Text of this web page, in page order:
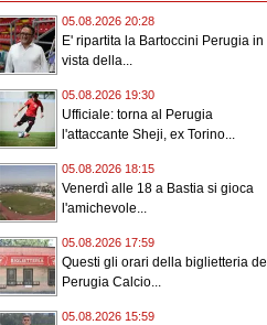
05.08.2026 20:28
E' ripartita la Bartoccini Perugia in
vista della...
05.08.2026 19:30
Ufficiale: torna al Perugia
l'attaccante Sheji, ex Torino...
05.08.2026 18:15
Venerdì alle 18 a Bastia si gioca
l'amichevole...
05.08.2026 17:59
Questi gli orari della biglietteria del
Perugia Calcio...
05.08.2026 15:59